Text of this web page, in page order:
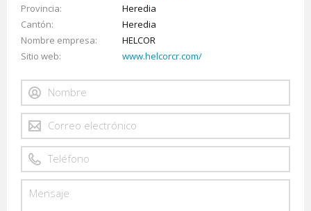
Provincia
Heredia
Cantón
Heredia
Nombre empresa
HELCOR
Sitio web
www.helcorcr.com/